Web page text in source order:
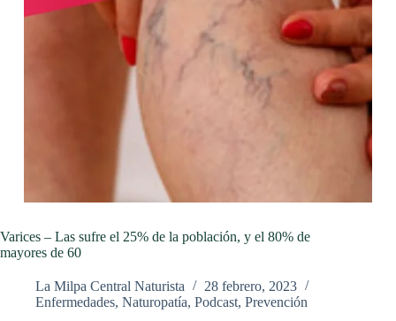
Varices – Las sufre el 25% de la población, y el 80% de
mayores de 60
La Milpa Central Naturista
28 febrero, 2023
Enfermedades, Naturopatía, Podcast, Prevención